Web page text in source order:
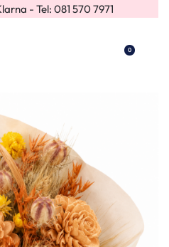
- Tel: 081 570 7971
0